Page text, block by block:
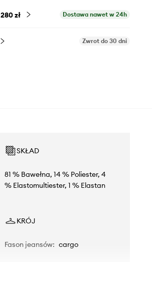
280 zł Dostawa nawet w 24h
Zwrot do 30 dni
SKŁAD
81 % Bawełna, 14 % Poliester, 4
% Elastomultiester, 1 % Elastan
KRÓJ
Fason jeansów: cargo